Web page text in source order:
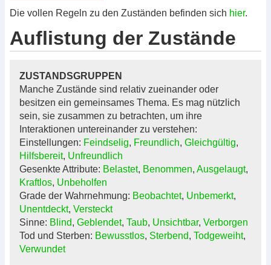
Die vollen Regeln zu den Zuständen befinden sich hier.
Auflistung der Zustände
ZUSTANDSGRUPPEN
Manche Zustände sind relativ zueinander oder
besitzen ein gemeinsames Thema. Es mag nützlich
sein, sie zusammen zu betrachten, um ihre
Interaktionen untereinander zu verstehen:
Einstellungen: Feindselig, Freundlich, Gleichgültig,
Hilfsbereit, Unfreundlich
Gesenkte Attribute: Belastet, Benommen, Ausgelaugt,
Kraftlos, Unbeholfen
Grade der Wahrnehmung: Beobachtet, Unbemerkt,
Unentdeckt, Versteckt
Sinne: Blind, Geblendet, Taub, Unsichtbar, Verborgen
Tod und Sterben: Bewusstlos, Sterbend, Todgeweiht,
Verwundet